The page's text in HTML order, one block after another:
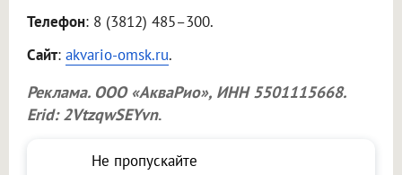
Телефон: 8 (3812) 485–300.
Сайт: akvario-omsk.ru.
Реклама. ООО «АкваРио», ИНН 5501115668.
Erid: 2VtzqwSEYvn.
Не пропускайте